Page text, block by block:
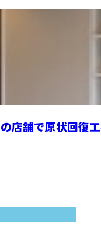
店舗で原状回復